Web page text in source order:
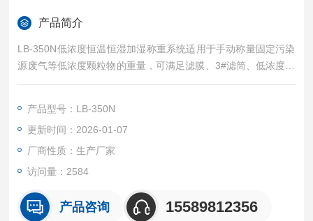
产品简介
LB-350N低浓度恒温恒湿加湿称重系统适用于手动称量固定污染
源废气等低浓度颗粒物的重量，可满足滤膜、3#滤筒、低浓度采
样头称量。广泛应用于环境监测站，气象监测站，科研和第三方
产品型号：LB-350N
更新时间：2026-01-07
厂商性质：生产厂家
访问量：2584
产品咨询 15589812356